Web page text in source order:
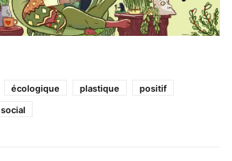
écologique plastique
positif
social